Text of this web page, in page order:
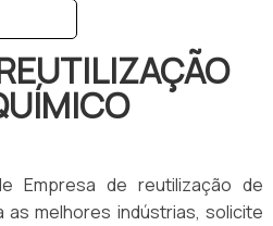
Empresa de reutilização de
as melhores indústrias, solicite